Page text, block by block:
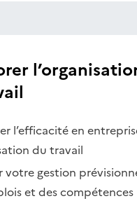
l’efficacité en
du travail
votre gestion
et des compétences